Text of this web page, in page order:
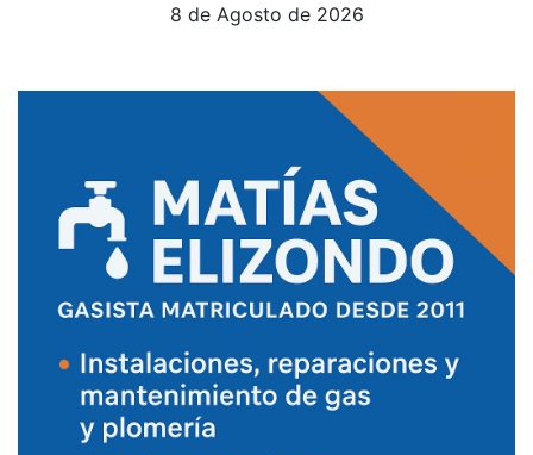
8 de Agosto de 2026